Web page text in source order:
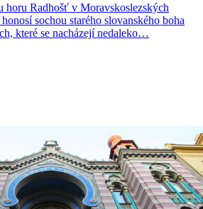
horu Radhošť v Moravskoslezských
sochou starého slovanského boha
které se nacházejí nedaleko…